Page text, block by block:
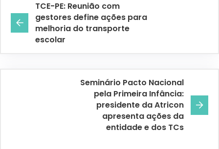
TCE-PE: Reunião com
gestores define ações para
melhoria do transporte
escolar
Seminário Pacto Nacional
pela Primeira Infância:
presidente da Atricon
apresenta ações da
entidade e dos TCs